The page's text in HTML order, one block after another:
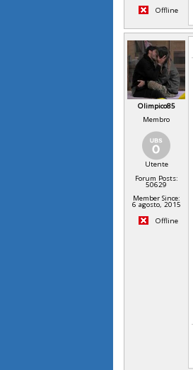
Offline
Olimpico85
Membro
Utente
Forum Posts:
50629
Member Since:
6 agosto, 2015
Offline